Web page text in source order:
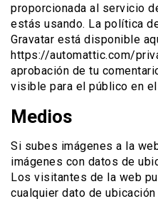
proporcionada al servicio
estás usando. La política
Gravatar está disponible
https://automattic.com/
aprobación de tu
visible para el público en
Medios
Si subes imágenes a la
imágenes con datos de
Los visitantes de la web
cualquier dato de